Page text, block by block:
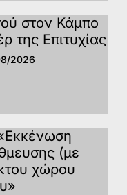
στον Κάμπο
της Επιτυχίας
2026
(με
χώρου